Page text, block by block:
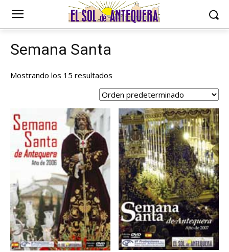
Semana Santa
Mostrando los 15 resultados